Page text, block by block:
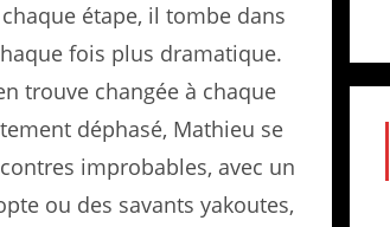
étape, il tombe dans
fois plus dramatique.
trouve changée à chaque
déphasé, Mathieu se
improbables, avec un
ou des savants yakoutes,